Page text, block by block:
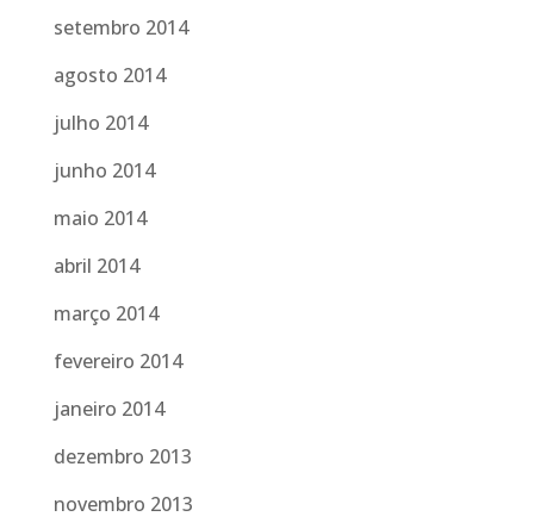
setembro 2014
agosto 2014
julho 2014
junho 2014
maio 2014
abril 2014
março 2014
fevereiro 2014
janeiro 2014
dezembro 2013
novembro 2013